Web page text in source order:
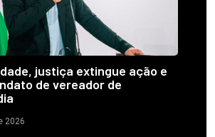
justiça extingue ação e
de vereador de
2026